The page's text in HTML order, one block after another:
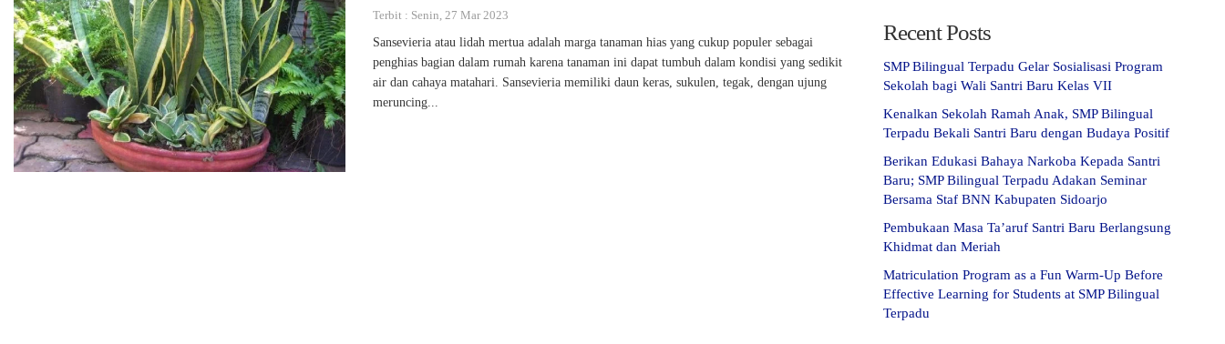
Terbit : Senin, 27 Mar 2023
Sansevieria atau lidah mertua adalah marga tanaman hias yang cukup populer sebagai
penghias bagian dalam rumah karena tanaman ini dapat tumbuh dalam kondisi yang sedikit
air dan cahaya matahari. Sansevieria memiliki daun keras, sukulen, tegak, dengan ujung
meruncing...
Recent Posts
SMP Bilingual Terpadu Gelar Sosialisasi Program
Sekolah bagi Wali Santri Baru Kelas VII
Kenalkan Sekolah Ramah Anak, SMP Bilingual
Terpadu Bekali Santri Baru dengan Budaya Positif
Berikan Edukasi Bahaya Narkoba Kepada Santri
Baru; SMP Bilingual Terpadu Adakan Seminar
Bersama Staf BNN Kabupaten Sidoarjo
Pembukaan Masa Ta’aruf Santri Baru Berlangsung
Khidmat dan Meriah
Matriculation Program as a Fun Warm-Up Before
Effective Learning for Students at SMP Bilingual
Terpadu